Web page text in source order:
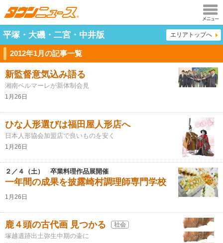
メニュ
ー
平塚・大磯・二宮・中井版 エリアトップへ
2012年1月の記事一覧
新監督意気込み語る
湘南ベルマーレが新体制会見
1月26日
ひな人形選びは福田屋人形店へ
日本人形協会加盟店で良いものを安く
1月26日
２／４（土） 卒業料理作品展開催
一年間の成果を披露崎村調理師専門学校
1月26日
鹿４頭の古代画 見つかる 社会
塚越遺跡出土弥生中期の壷に